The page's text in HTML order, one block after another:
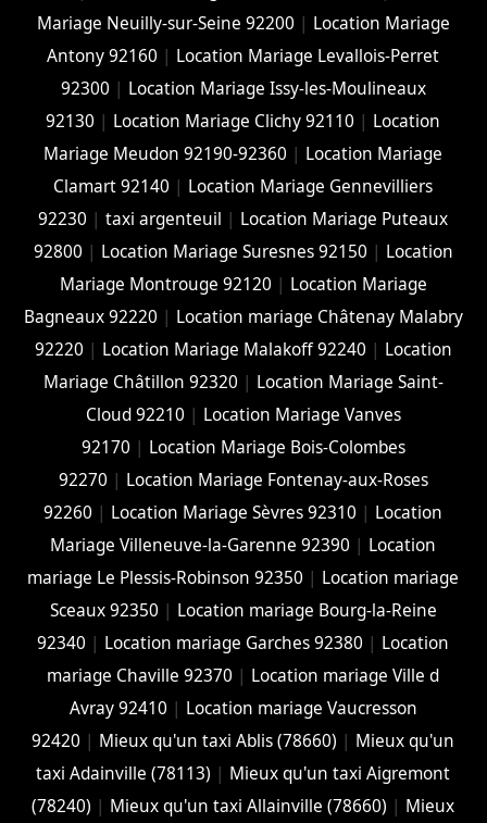
Mariage Neuilly-sur-Seine 92200 | Location Mariage
Antony 92160 | Location Mariage Levallois-Perret
92300 | Location Mariage Issy-les-Moulineaux
92130 | Location Mariage Clichy 92110 | Location
Mariage Meudon 92190-92360 | Location Mariage
Clamart 92140 | Location Mariage Gennevilliers
92230 |taxi argenteuil | Location Mariage Puteaux
92800 | Location Mariage Suresnes 92150 | Location
Mariage Montrouge 92120 | Location Mariage
Bagneaux 92220 | Location mariage Châtenay Malabry
92220 | Location Mariage Malakoff 92240 | Location
Mariage Châtillon 92320 | Location Mariage Saint-
Cloud 92210 | Location Mariage Vanves
92170 | Location Mariage Bois-Colombes
92270 | Location Mariage Fontenay-aux-Roses
92260 | Location Mariage Sèvres 92310 | Location
Mariage Villeneuve-la-Garenne 92390 | Location
mariage Le Plessis-Robinson 92350 | Location mariage
Sceaux 92350 | Location mariage Bourg-la-Reine
92340 | Location mariage Garches 92380 | Location
mariage Chaville 92370 | Location mariage Ville d
Avray 92410 | Location mariage Vaucresson
92420 | Mieux qu'un taxi Ablis (78660) | Mieux qu'un
taxi Adainville (78113) | Mieux qu'un taxi Aigremont
(78240) | Mieux qu'un taxi Allainville (78660) | Mieux